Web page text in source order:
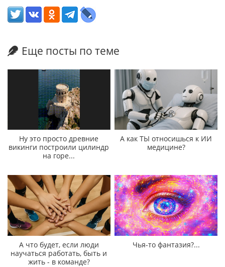
Еще посты по теме
Ну это просто древние
викинги построили цилиндр
на горе...
А как ТЫ относишься к ИИ
медицине?
А что будет, если люди
научаться работать, быть и
жить - в команде?
Чья-то фантазия?...